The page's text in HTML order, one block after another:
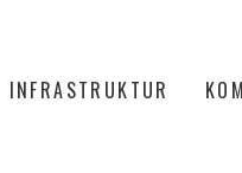
INFRASTRUKTUR